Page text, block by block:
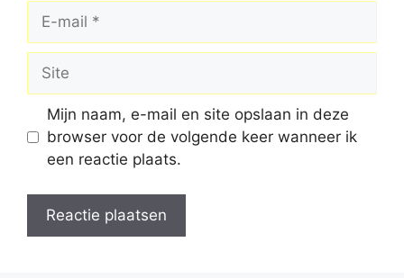
Site
Mijn naam, e-mail en site opslaan in deze
browser voor de volgende keer wanneer ik
een reactie plaats.